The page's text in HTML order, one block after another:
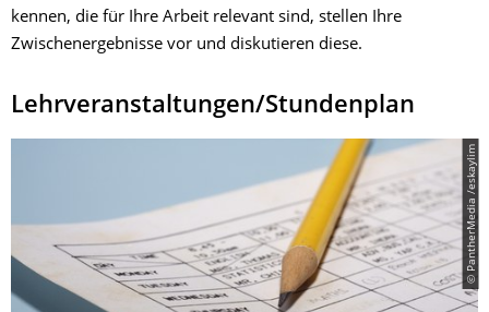
kennen, die für Ihre Arbeit relevant sind, stellen Ihre
Zwischenergebnisse vor und diskutieren diese.
Lehrveranstaltungen/Stundenplan
© PantherMedia /eskaylim